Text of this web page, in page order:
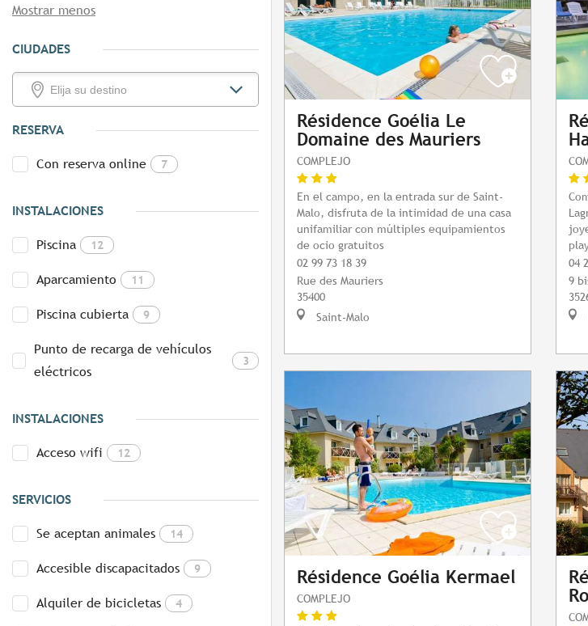
Mostrar menos
CIUDADES
RESERVA
Con reserva online 7
INSTALACIONES
Piscina 12
Aparcamiento 11
Piscina cubierta 9
Punto de recarga de vehículos
eléctricos
3
INSTALACIONES
Acceso wifi 12
SERVICIOS
Se aceptan animales 14
Accesible discapacitados 9
Alquiler de bicicletas 4
Résidence Goélia Le
Domaine des Mauriers
COMPLEJO
En el campo, en la entrada sur de Saint-
Malo, disfruta de la intimidad de una casa
unifamiliar con múltiples equipamientos
de ocio gratuitos
02 99 73 18 39
Rue des Mauriers
35400
Saint-Malo
04
9
Résidence Goélia Kermael
COMPLEJO